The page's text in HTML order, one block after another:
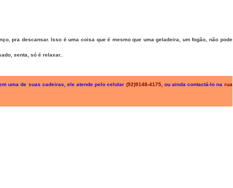
pra descansar. Isso é uma coisa que é mesmo que uma geladeira, um fogão, não pode
senta, só é relaxar..
uma de suas cadeiras, ele atende pelo celular (92)9148-4175, ou ainda contactá-lo na rua